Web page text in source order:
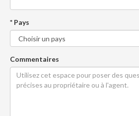
* Pays
Commentaires